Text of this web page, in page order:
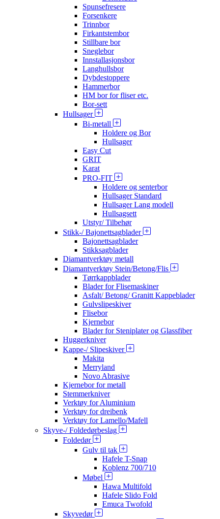
Spunsefresere
Forsenkere
Trinnbor
Firkantstembor
Stillbare bor
Sneglebor
Innstallasjonsbor
Langhullsbor
Dybdestoppere
Hammerbor
HM bor for fliser etc.
Bor-sett
Hullsager
Bi-metall
Holdere og Bor
Hullsager
Easy Cut
GRIT
Karat
PRO-FIT
Holdere og senterbor
Hullsager Standard
Hullsager Lang modell
Hullsagsett
Utstyr/ Tilbehør
Stikk-/ Bajonettsagblader
Bajonettsagblader
Stikksagblader
Diamantverktøy metall
Diamantverktøy Stein/Betong/Flis
Tørrkappblader
Blader for Flisemaskiner
Asfalt/ Betong/ Granitt Kappeblader
Gulvslipeskiver
Flisebor
Kjernebor
Blader for Steniplater og Glassfiber
Huggerkniver
Kappe-/ Slipeskiver
Makita
Merryland
Novo Abrasive
Kjernebor for metall
Stemmerkniver
Verktøy for Aluminium
Verktøy for dreibenk
Verktøy for Lamello/Mafell
Skyve-/ Foldedørbeslag
Foldedør
Gulv til tak
Hafele T-Snap
Koblenz 700/710
Møbel
Hawa Multifold
Hafele Slido Fold
Emuca Twofold
Skyvedør